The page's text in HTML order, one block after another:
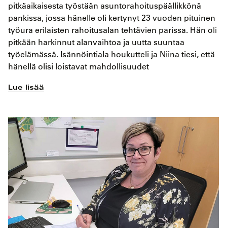
pitkäaikaisesta työstään asuntorahoituspäällikkönä
pankissa, jossa hänelle oli kertynyt 23 vuoden pituinen
työura erilaisten rahoitusalan tehtävien parissa. Hän oli
pitkään harkinnut alanvaihtoa ja uutta suuntaa
työelämässä. Isännöintiala houkutteli ja Niina tiesi, että
hänellä olisi loistavat mahdollisuudet
Lue lisää